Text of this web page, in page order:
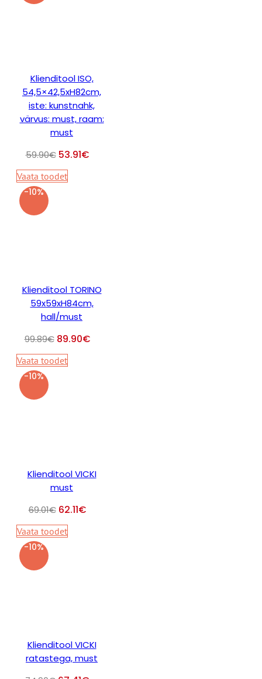
Klienditool ISO,
54,5×42,5xH82cm,
iste: kunstnahk,
värvus: must, raam:
must
59.90€ 53.91€
Vaata toodet
-10%
Klienditool TORINO
59x59xH84cm,
hall/must
99.89€ 89.90€
Vaata toodet
-10%
Klienditool VICKI
must
69.01€ 62.11€
Vaata toodet
-10%
Klienditool VICKI
ratastega, must